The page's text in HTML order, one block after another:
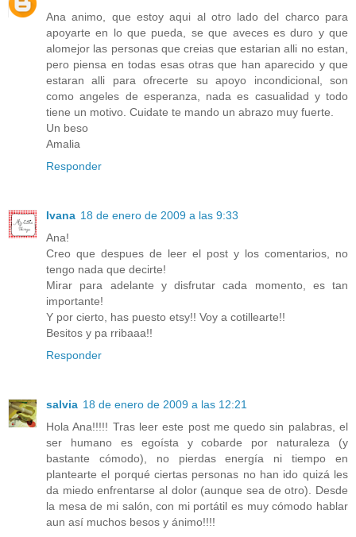
Ana animo, que estoy aqui al otro lado del charco para
apoyarte en lo que pueda, se que aveces es duro y que
alomejor las personas que creias que estarian alli no estan,
pero piensa en todas esas otras que han aparecido y que
estaran alli para ofrecerte su apoyo incondicional, son
como angeles de esperanza, nada es casualidad y todo
tiene un motivo. Cuidate te mando un abrazo muy fuerte.
Un beso
Amalia
Responder
Ivana 18 de enero de 2009 a las 9:33
Ana!
Creo que despues de leer el post y los comentarios, no
tengo nada que decirte!
Mirar para adelante y disfrutar cada momento, es tan
importante!
Y por cierto, has puesto etsy!! Voy a cotillearte!!
Besitos y pa rribaaa!!
Responder
salvia 18 de enero de 2009 a las 12:21
Hola Ana!!!!! Tras leer este post me quedo sin palabras, el
ser humano es egoísta y cobarde por naturaleza (y
bastante cómodo), no pierdas energía ni tiempo en
plantearte el porqué ciertas personas no han ido quizá les
da miedo enfrentarse al dolor (aunque sea de otro). Desde
la mesa de mi salón, con mi portátil es muy cómodo hablar
aun así muchos besos y ánimo!!!!